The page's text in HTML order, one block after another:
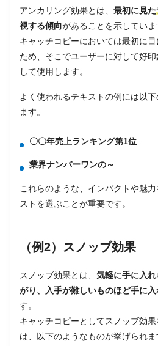
アンカリング効果とは、 最初に見た
視する傾向があることを示していま
キャッチコピーにおいては最初に
ため、そこでユーザーに対して好
して使用します。
よく使われるテキストの例には以
ます。
〇〇年売上ランキング第1位
業界ナンバーワンの～
これらのような、インパクトや魅
ストを選ぶことが重要です。
（例2）スノッブ効果
スノッブ効果とは、 気軽に手に入
がり、入手が難しいものほど手に
す。
キャッチコピーとしてスノッブ効
は、以下のようなものが挙げられま